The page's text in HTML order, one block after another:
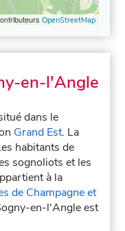
OpenStreetMap
en-l'Angle
dans le
Grand Est. La
habitants de
sognoliots et les
à la
de Champagne et
en-l'Angle est